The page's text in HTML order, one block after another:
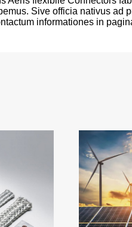
Sive officia nativus ad
informationes in